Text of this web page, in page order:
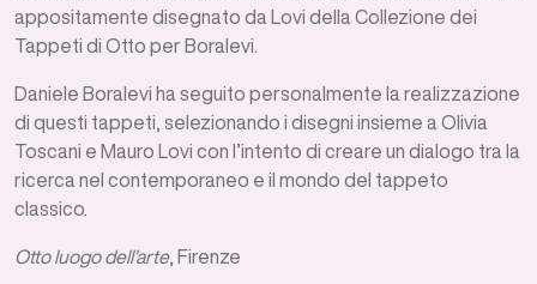
appositamente disegnato da Lovi della Collezione dei
Tappeti di Otto per Boralevi.
Daniele Boralevi ha seguito personalmente la realizzazione
di questi tappeti, selezionando i disegni insieme a Olivia
Toscani e Mauro Lovi con l’intento di creare un dialogo tra la
ricerca nel contemporaneo e il mondo del tappeto
classico.
Otto luogo dell’arte, Firenze